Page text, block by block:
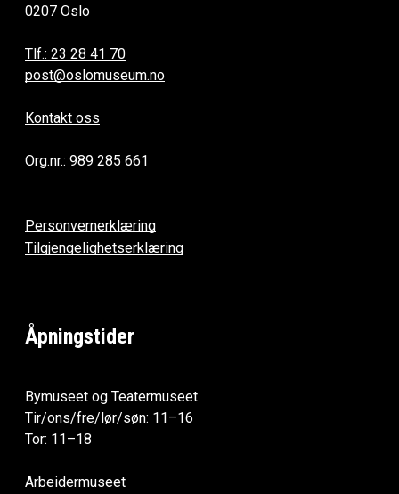
0207 Oslo
Tlf.: 23 28 41 70
post@oslomuseum.no
Kontakt oss
Org.nr.: 989 285 661
Personvernerklæring
Tilgjengelighetserklæring
Åpningstider
Bymuseet og Teatermuseet
Tir/ons/fre/lør/søn: 11–16
Tor: 11–18
Arbeidermuseet